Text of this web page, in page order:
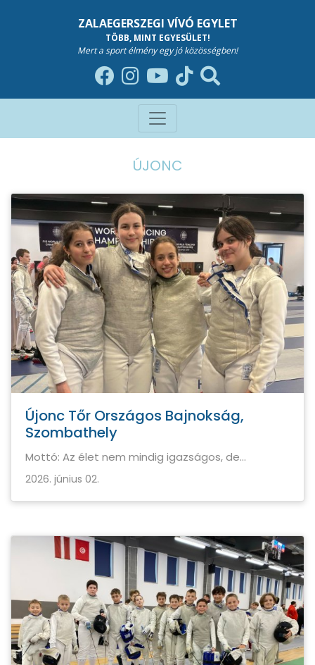
ZALAEGERSZEGI VÍVÓ EGYLET
TÖBB, MINT EGYESÜLET!
Mert a sport élmény egy jó közösségben!
ÚJONC
Újonc Tőr Országos Bajnokság,
Szombathely
Mottó: Az élet nem mindig igazságos, de…
2026. június 02.